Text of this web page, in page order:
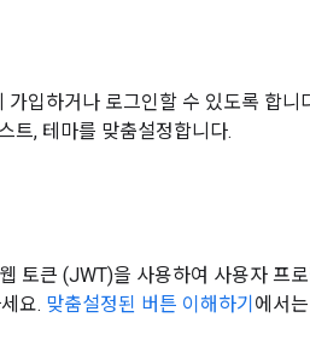
가입하거나 로그인할 수 있도록 합니
트, 테마를 맞춤설정합니다.
토큰 (JWT)을 사용하여 사용자 프
요. 맞춤설정된 버튼 이해하기 에서